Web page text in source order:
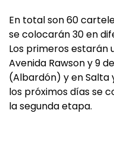
En total son 60
se colocarán 30 en
Los primeros estarán
Avenida Rawson y 9
(Albardón) y en Salta
los próximos días se
la segunda etapa.